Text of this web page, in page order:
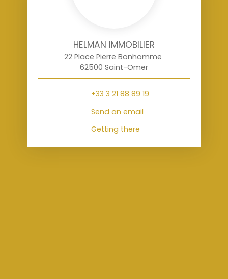
HELMAN IMMOBILIER
22 Place Pierre Bonhomme
62500 Saint-Omer
+33 3 21 88 89 19
Send an email
Getting there